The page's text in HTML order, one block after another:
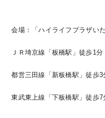
会場：「ハイライフプラザい
ＪＲ埼京線「板橋駅」徒歩1分
都営三田線「新板橋駅」徒歩3
東武東上線「下板橋駅」徒歩7